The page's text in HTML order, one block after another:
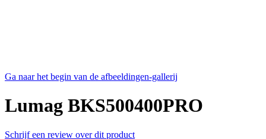
Ga naar het begin van de afbeeldingen-gallerij
Lumag BKS500400PRO
Schrijf een review over dit product